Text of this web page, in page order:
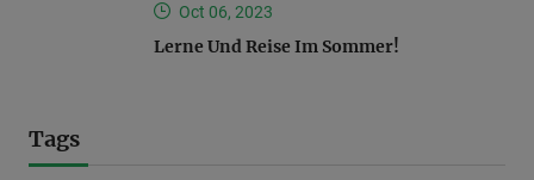
Oct 06, 2023
Lerne Und Reise Im Sommer!
Tags